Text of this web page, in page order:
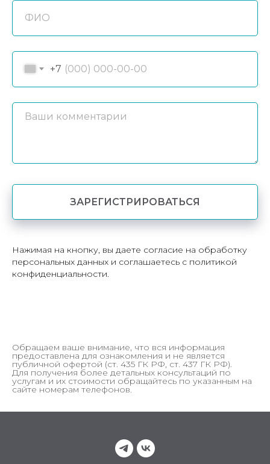
+7
ЗАРЕГИСТРИРОВАТЬСЯ
Нажимая на кнопку, вы даете согласие на обработку
персональных данных и соглашаетесь c политикой
конфиденциальности.
Обращаем ваше внимание, что вся информация
предоставлена для ознакомления и не является
публичной офертой (ст. 435 ГК РФ, cт. 437 ГК РФ).
Для получения более детальных консультаций по
услугам и их стоимости обращайтесь по указанным на
сайте номерам телефонов.